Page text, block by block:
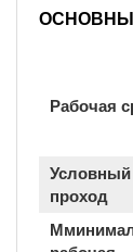
Рабочая
Условный
проход